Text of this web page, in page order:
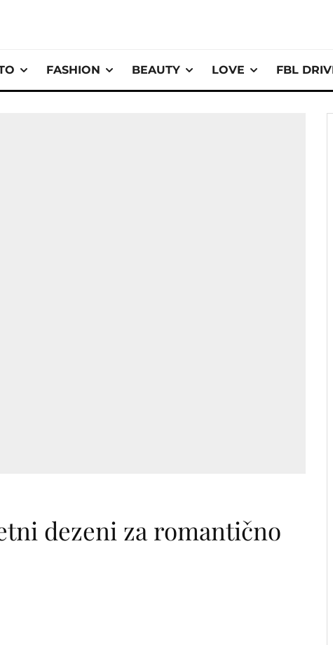
FASHION BEAUTY LOVE FBL
dezeni za romantično